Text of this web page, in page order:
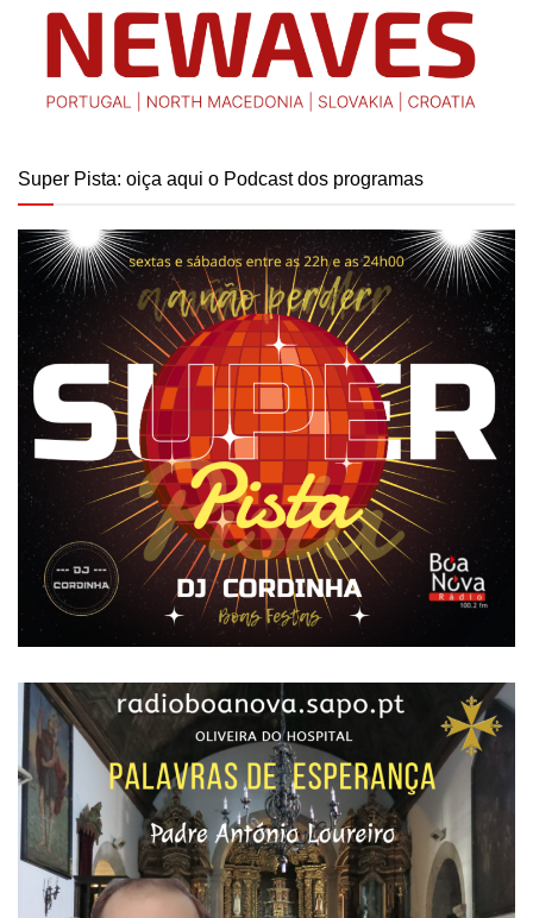
Super Pista: oiça aqui o Podcast dos programas